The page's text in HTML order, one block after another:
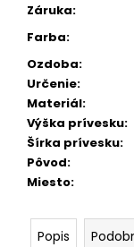
Záruka:
Farba:
Ozdoba:
Určenie:
Materiál:
Výška prívesku:
Šírka prívesku:
Pôvod:
Miesto:
Popis